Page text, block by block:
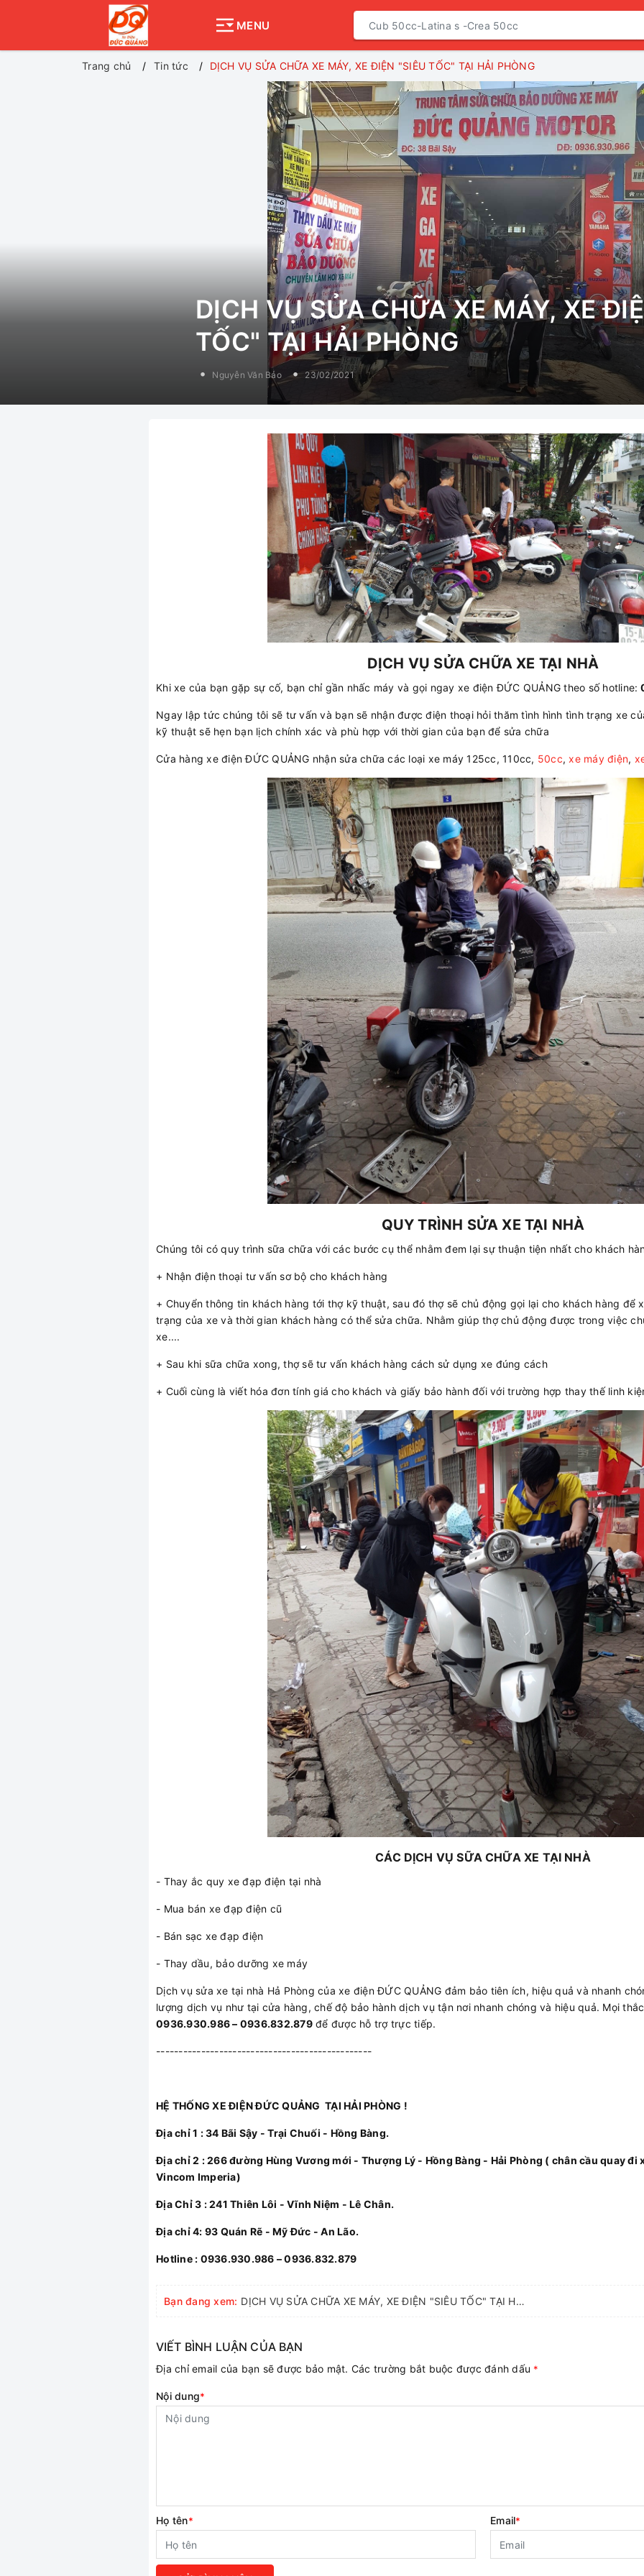
MENU
Trang chủ Tin tức DỊCH VỤ SỬA CHỮA XE MÁY, XE ĐIỆN "SIÊU TỐC" TẠI HẢI PHÒNG
DỊCH VỤ SỬA CHỮA XE MÁY, XE
TỐC" TẠI HẢI PHÒNG
Nguyễn Văn Bảo 23/02/2021
DỊCH VỤ SỬA CHỮA XE TẠI NHÀ
Khi xe của bạn gặp sự cố, bạn chỉ gần nhấc máy và gọi ngay xe điện ĐỨC QUẢNG theo số hotline:
Ngay lập tức chúng tôi sẽ tư vấn và bạn sẽ nhận được điện thoại hỏi thăm tình hình tình trạng xe
kỹ thuật sẽ hẹn bạn lịch chính xác và phù hợp với thời gian của bạn để sửa chữa
Cửa hàng xe điện ĐỨC QUẢNG nhận sửa chữa các loại xe máy 125cc, 110cc, 50cc,xe máy điện,
QUY TRÌNH SỬA XE TẠI NHÀ
Chúng tôi có quy trình sữa chữa với các bước cụ thể nhằm đem lại sự thuận tiện nhất cho khách
+ Nhận điện thoại tư vấn sơ bộ cho khách hàng
+ Chuyển thông tin khách hàng tới thợ kỹ thuật, sau đó thợ sẽ chủ động gọi lại cho khách hàng để
trạng của xe và thời gian khách hàng có thể sửa chữa. Nhằm giúp thợ chủ động được trong việc
xe....
+ Sau khi sữa chữa xong, thợ sẽ tư vấn khách hàng cách sử dụng xe đúng cách
+ Cuối cùng là viết hóa đơn tính giá cho khách và giấy bảo hành đối với trường hợp thay thế linh
CÁC DỊCH VỤ SỮA CHỮA XE TẠI NHÀ
- Thay ắc quy xe đạp điện tại nhà
- Mua bán xe đạp điện cũ
- Bán sạc xe đạp điện
- Thay dầu, bảo dưỡng xe máy
Dịch vụ sửa xe tại nhà Hả Phòng của xe điện ĐỨC QUẢNG đảm bảo tiên ích, hiệu quả và nhanh
lượng dịch vụ như tại cửa hàng, chế độ bảo hành dịch vụ tận nơi nhanh chóng và hiệu quả. Mọi
0936.930.986 – 0936.832.879để được hỗ trợ trực tiếp.
------------------------------------------------
HỆ THỐNG XE ĐIỆN ĐỨC QUẢNG TẠI HẢI PHÒNG !
Địa chỉ 1 : 34 Bãi Sậy - Trại Chuối - Hồng Bàng.
Địa chỉ 2 : 266 đường Hùng Vương mới - Thượng Lý - Hồng Bàng - Hải Phòng ( chân cầu quay
Vincom Imperia)
Địa Chỉ 3 : 241 Thiên Lôi - Vĩnh Niệm - Lê Chân.
Địa chỉ 4: 93 Quán Rẽ - Mỹ Đức - An Lão.
Hotline : 0936.930.986 – 0936.832.879
Bạn đang xem: DỊCH VỤ SỬA CHỮA XE MÁY, XE ĐIỆN "SIÊU TỐC" TẠI HẢI PHÒNG
VIẾT BÌNH LUẬN CỦA BẠN
Địa chỉ email của bạn sẽ được bảo mật. Các trường bắt buộc được đánh dấu *
Nội dung*
Họ tên* Email*